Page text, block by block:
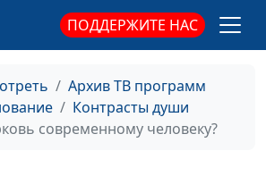
ПОДДЕРЖИТЕ НАС
Архив ТВ программ
Контрасты души
современному человеку?
теологии
и
Александр Шатан,
доктор практической
теологии
#398